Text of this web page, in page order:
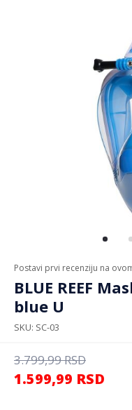
Postavi prvi recenziju na
BLUE REEF
blue U
SKU SC-03
3.799,99RSD
1.599,99 RSD